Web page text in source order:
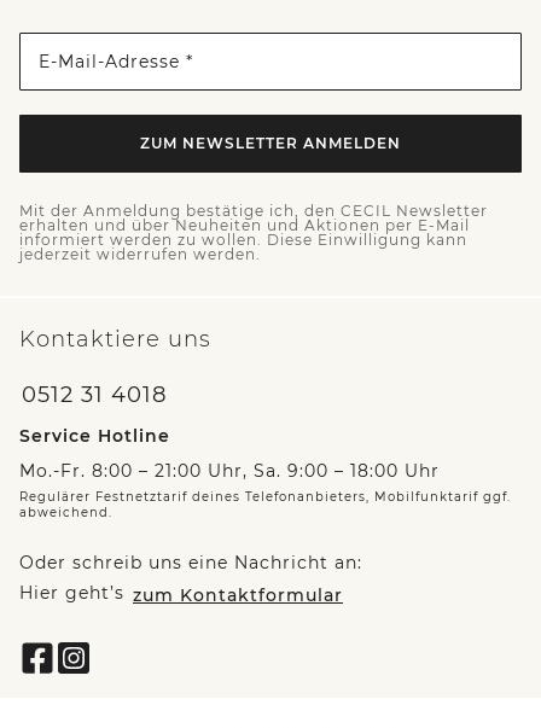
E-Mail-Adresse *
ZUM NEWSLETTER ANMELDEN
Mit der Anmeldung bestätige ich, den CECIL Newsletter
erhalten und über Neuheiten und Aktionen per E-Mail
informiert werden zu wollen. Diese Einwilligung kann
jederzeit widerrufen werden.
Kontaktiere uns
0512 31 4018
Service Hotline
Mo.-Fr. 8:00 – 21:00 Uhr, Sa. 9:00 – 18:00 Uhr
Regulärer Festnetztarif deines Telefonanbieters, Mobilfunktarif ggf.
abweichend.
Oder schreib uns eine Nachricht an:
Hier geht’s zum Kontaktformular